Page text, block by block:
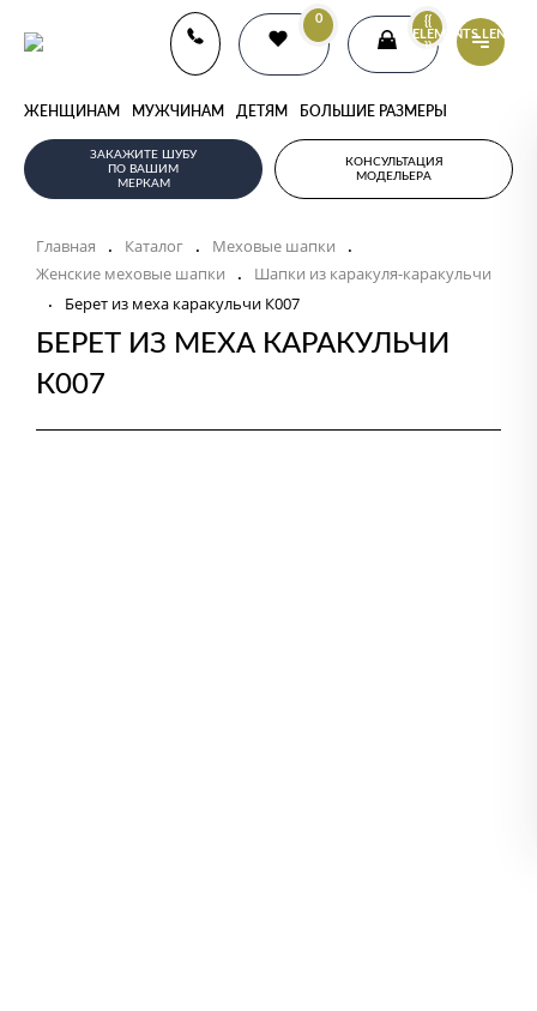
0
{{
ELEMENTS.LENGTH
}}
ЖЕНЩИНАМ МУЖЧИНАМ ДЕТЯМ БОЛЬШИЕ РАЗМЕРЫ
ЗАКАЖИТЕ ШУБУ
ПО ВАШИМ
МЕРКАМ
КОНСУЛЬТАЦИЯ
МОДЕЛЬЕРА
Главная . Каталог . Меховые шапки .
Женские меховые шапки . Шапки из каракуля-каракульчи
. Берет из меха каракульчи К007
БЕРЕТ ИЗ МЕХА КАРАКУЛЬЧИ
К007